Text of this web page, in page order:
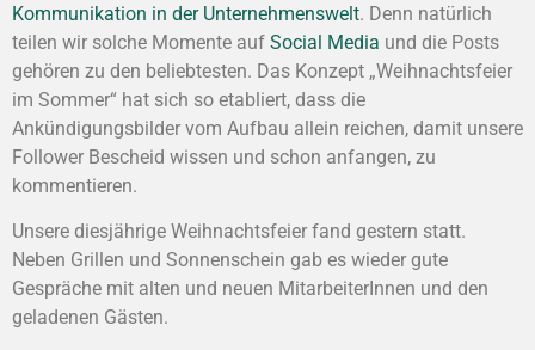
Kommunikation in der Unternehmenswelt. Denn natürlich
teilen wir solche Momente auf Social Media und die Posts
gehören zu den beliebtesten. Das Konzept „Weihnachtsfeier
im Sommer“ hat sich so etabliert, dass die
Ankündigungsbilder vom Aufbau allein reichen, damit unsere
Follower Bescheid wissen und schon anfangen, zu
kommentieren.
Unsere diesjährige Weihnachtsfeier fand gestern statt.
Neben Grillen und Sonnenschein gab es wieder gute
Gespräche mit alten und neuen MitarbeiterInnen und den
geladenen Gästen.